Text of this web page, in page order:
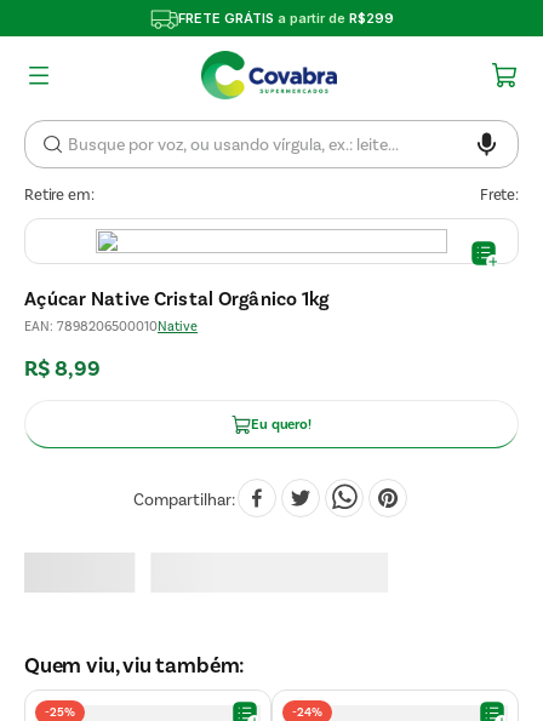
FRETE GRÁTIS a partir de R$299
Retire em: Frete:
Açúcar Native Cristal Orgânico 1kg
EAN: 7898206500010Native
R$8,99
Eu quero!
Compartilhar
Quem viu, viu também:
-25% -24%